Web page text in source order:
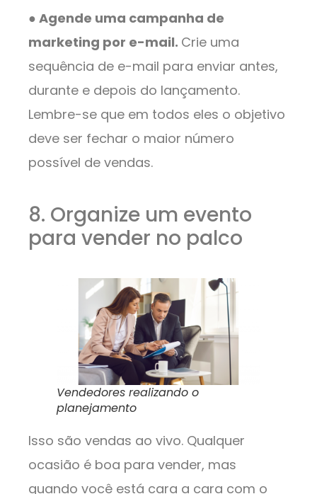
● Agende uma campanha de
marketing por e-mail. Crie uma
sequência de e-mail para enviar antes,
durante e depois do lançamento.
Lembre-se que em todos eles o objetivo
deve ser fechar o maior número
possível de vendas.
8. Organize um evento
para vender no palco
Vendedores realizando o
planejamento
Isso são vendas ao vivo. Qualquer
ocasião é boa para vender, mas
quando você está cara a cara com o